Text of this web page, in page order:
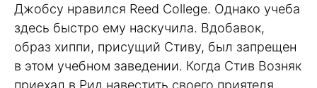
Джобсу нравился Reed College. Однако учеба
здесь быстро ему наскучила. Вдобавок,
образ хиппи, присущий Стиву, был запрещен
в этом учебном заведении. Когда Стив Возняк
приехал в Рид навестить своего приятеля,